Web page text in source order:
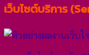
เว็บไซต์บริการ